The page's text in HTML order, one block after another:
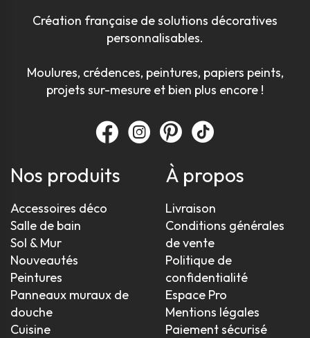
Création française de solutions décoratives
personnalisables.
Moulures, crédences, peintures, papiers peints,
projets sur-mesure et bien plus encore !
Nos produits
Accessoires déco
Salle de bain
Sol & Mur
Nouveautés
Peintures
Panneaux muraux de
douche
Cuisine
À propos
Livraison
Conditions générales
de vente
Politique de
confidentialité
Espace Pro
Mentions légales
Paiement sécurisé